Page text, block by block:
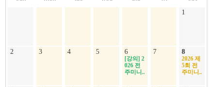
1
2 3 4 5 6
[강의] 2
026 전
주미니..
7 8
2026 제
5회 전
주미니..